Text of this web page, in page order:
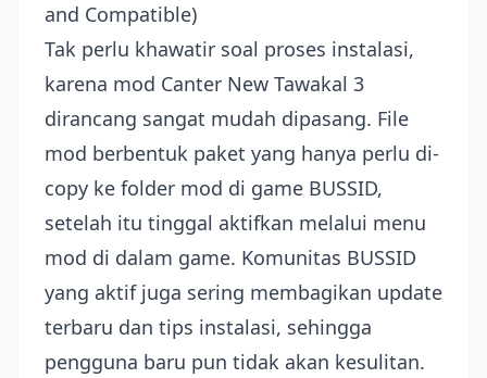
and Compatible)
Tak perlu khawatir soal proses instalasi,
karena mod Canter New Tawakal 3
dirancang sangat mudah dipasang. File
mod berbentuk paket yang hanya perlu di-
copy ke folder mod di game BUSSID,
setelah itu tinggal aktifkan melalui menu
mod di dalam game. Komunitas BUSSID
yang aktif juga sering membagikan update
terbaru dan tips instalasi, sehingga
pengguna baru pun tidak akan kesulitan.